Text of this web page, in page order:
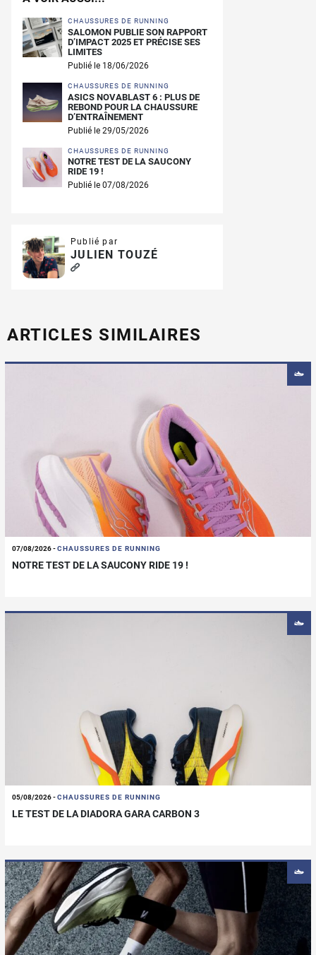
CHAUSSURES DE RUNNING
SALOMON PUBLIE SON RAPPORT
D’IMPACT 2025 ET PRÉCISE SES
LIMITES
Publié le 18/06/2026
CHAUSSURES DE RUNNING
ASICS NOVABLAST 6 : PLUS DE
REBOND POUR LA CHAUSSURE
D’ENTRAÎNEMENT
Publié le 29/05/2026
CHAUSSURES DE RUNNING
NOTRE TEST DE LA SAUCONY
RIDE 19 !
Publié le 07/08/2026
Publié par
JULIEN TOUZÉ
ARTICLES SIMILAIRES
07/08/2026-CHAUSSURES DE RUNNING
NOTRE TEST DE LA SAUCONY RIDE 19 !
05/08/2026-CHAUSSURES DE RUNNING
LE TEST DE LA DIADORA GARA CARBON 3